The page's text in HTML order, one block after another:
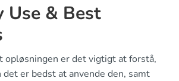
Use & Best
opløsningen er det vigtigt at forstå,
det er bedst at anvende den, samt